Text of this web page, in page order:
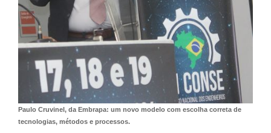
ASSOCIE-SE
ATUALIZAÇÃO CADASTRAL
NÚCLEO JOVEM
Paulo Cruvinel, da Embrapa: um novo modelo com escolha correta de
tecnologias, métodos e processos.